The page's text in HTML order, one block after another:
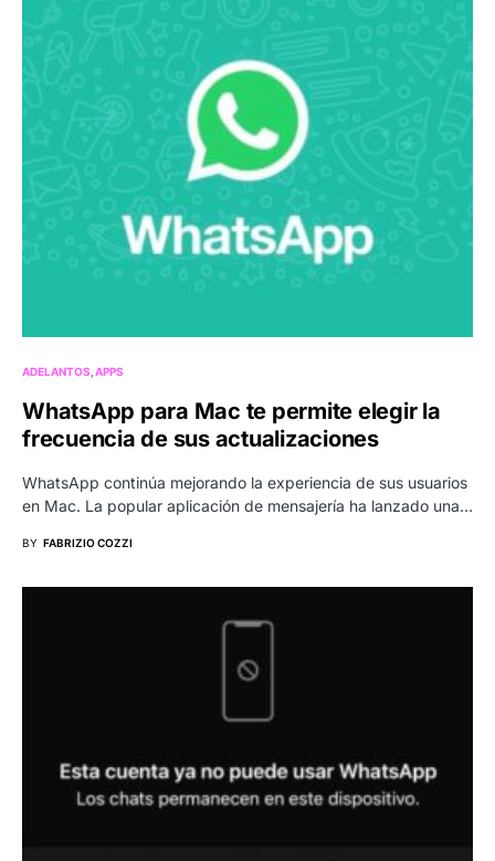
ADELANTOS APPS
WhatsApp para Mac te permite elegir la
frecuencia de sus actualizaciones
WhatsApp continúa mejorando la experiencia de sus usuarios
en Mac. La popular aplicación de mensajería ha lanzado una…
BY FABRIZIO COZZI